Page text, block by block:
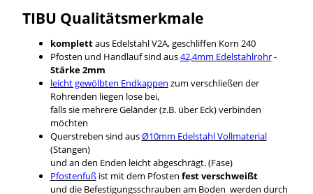
TIBU Qualitätsmerkmale
komplettaus Edelstahl V2A, geschliffen Korn 240
Pfosten und Handlauf sind aus42,4mm Edelstahlrohr-
Stärke 2mm
leicht gewölbten Endkappen zum verschließen der
Rohrenden liegen lose bei,
falls sie mehrere Geländer (z.B. über Eck) verbinden
möchten
Querstreben sind ausØ10mm Edelstahl Vollmaterial
(Stangen)
und an den Enden leicht abgeschrägt. (Fase)
Pfostenfußist mit dem Pfosten fest verschweißt
und die Befestigungsschrauben am Boden werden durch